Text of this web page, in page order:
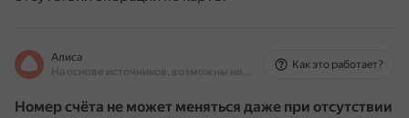
Алиса
На основе источников, возможны неточности
Как это работает?
Номер счёта не может меняться даже при отсутствии